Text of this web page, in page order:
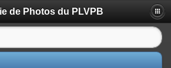
de Photos du PLVPB